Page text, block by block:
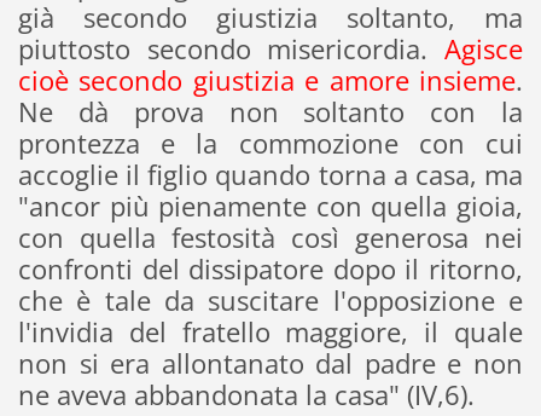
già secondo giustizia soltanto, ma
piuttosto secondo misericordia.Agisce
cioè secondo giustizia e amore insieme.
Ne dà prova non soltanto con la
prontezza e la commozione con cui
accoglie il figlio quando torna a casa, ma
"ancor più pienamente con quella gioia,
con quella festosità così generosa nei
confronti del dissipatore dopo il ritorno,
che è tale da suscitare l'opposizione e
l'invidia del fratello maggiore, il quale
non si era allontanato dal padre e non
ne aveva abbandonata la casa" (IV,6).